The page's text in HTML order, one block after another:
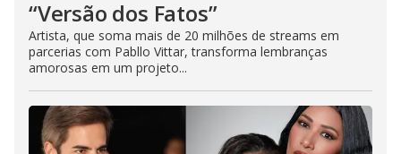
“Versão dos Fatos”
Artista, que soma mais de 20 milhões de streams em
parcerias com Pabllo Vittar, transforma lembranças
amorosas em um projeto...